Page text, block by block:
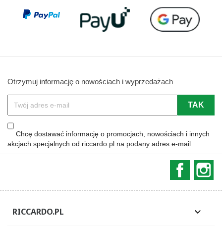
Otrzymuj informację o nowościach i wyprzedażach
Chcę dostawać informację o promocjach, nowościach i innych
akcjach specjalnych od riccardo.pl na podany adres e-mail
RICCARDO.PL 